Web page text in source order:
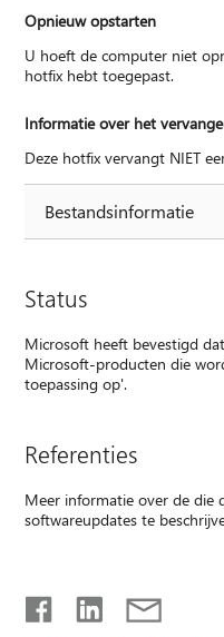
Opnieuw opstarten
U hoeft de computer niet
hotfix hebt toegepast.
Informatie over het
Deze hotfix vervangt NIET
Bestandsinformatie
Status
Microsoft heeft bevestigd
Microsoft-producten die
toepassing op'.
Referenties
Meer informatie over de
softwareupdates te